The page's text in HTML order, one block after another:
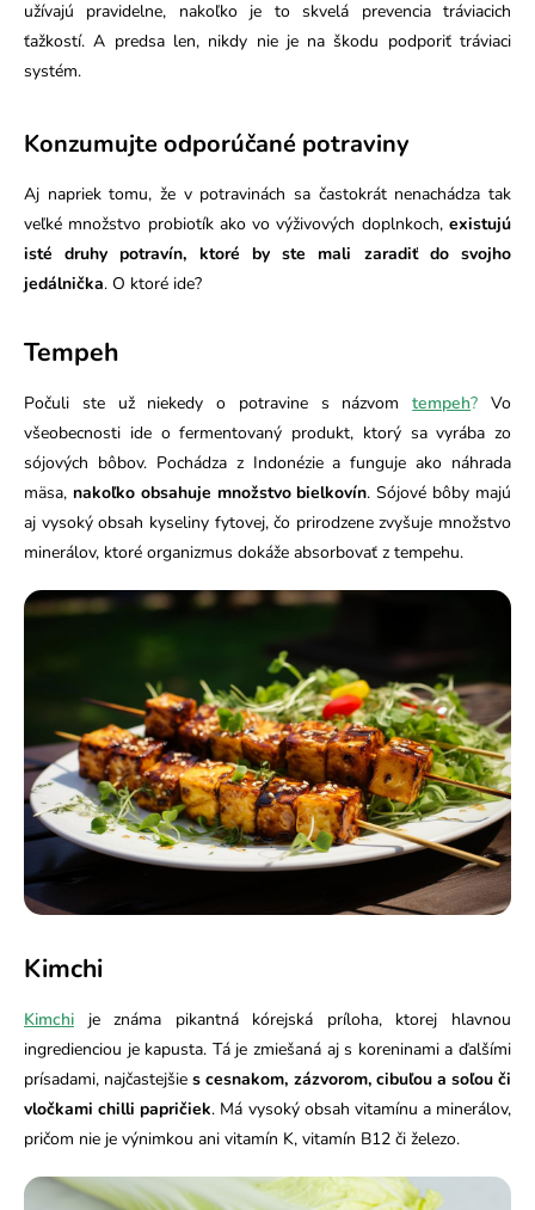
užívajú pravidelne, nakoľko je to skvelá prevencia tráviacich
ťažkostí. A predsa len, nikdy nie je na škodu podporiť tráviaci
systém.
Konzumujte odporúčané potraviny
Aj napriek tomu, že v potravinách sa častokrát nenachádza tak
veľké množstvo probiotík ako vo výživových doplnkoch, existujú
isté druhy potravín, ktoré by ste mali zaradiť do svojho
jedálnička. O ktoré ide?
Tempeh
Počuli ste už niekedy o potravine s názvomtempeh? Vo
všeobecnosti ide o fermentovaný produkt, ktorý sa vyrába zo
sójových bôbov. Pochádza z Indonézie a funguje ako náhrada
mäsa, nakoľko obsahuje množstvo bielkovín. Sójové bôby majú
aj vysoký obsah kyseliny fytovej, čo prirodzene zvyšuje množstvo
minerálov, ktoré organizmus dokáže absorbovať z tempehu.
Kimchi
Kimchi
je známa pikantná kórejská príloha, ktorej hlavnou
ingredienciou je kapusta. Tá je zmiešaná aj s koreninami a ďalšími
prísadami, najčastejšies cesnakom, zázvorom, cibuľou a soľou či
vločkami chilli papričiek. Má vysoký obsah vitamínu a minerálov,
pričom nie je výnimkou ani vitamín K, vitamín B12 či železo.